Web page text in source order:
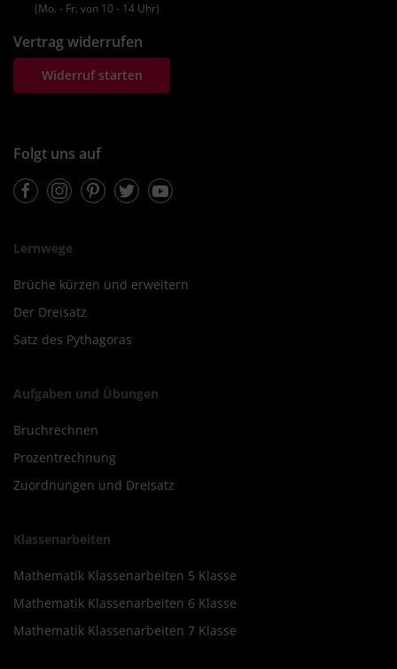
(Mo. ‐ Fr. von 10 ‐ 14 Uhr)
Vertrag widerrufen
Widerruf starten
Folgt uns auf
FacebookInstagramPinterestTwitterYoutube
Lernwege
Brüche kürzen und erweitern
Der Dreisatz
Satz des Pythagoras
Aufgaben und Übungen
Bruchrechnen
Prozentrechnung
Zuordnungen und Dreisatz
Klassenarbeiten
Mathematik Klassenarbeiten 5 Klasse
Mathematik Klassenarbeiten 6 Klasse
Mathematik Klassenarbeiten 7 Klasse